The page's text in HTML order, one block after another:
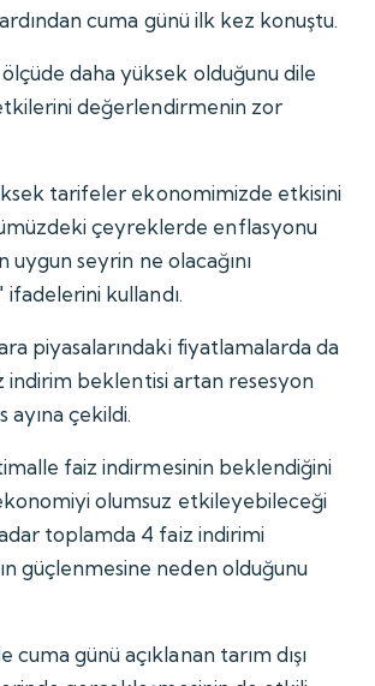
ardından cuma günü ilk kez konuştu.
daha yüksek olduğunu dile
değerlendirmenin zor
tarifeler ekonomimizde etkisini
çeyreklerde enflasyonu
seyrin ne olacağını
kullandı.
piyasalarındaki fiyatlamalarda da
indirim beklentisi artan resesyon
ayına çekildi.
faiz indirmesinin beklendiğini
olumsuz etkileyebileceği
toplamda 4 faiz indirimi
güçlenmesine neden olduğunu
günü açıklanan tarım dışı